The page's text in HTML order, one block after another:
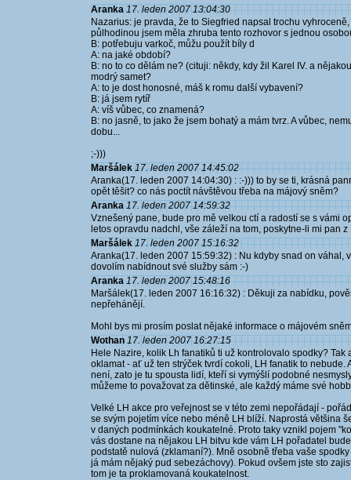
Aranka 17. leden 2007 13:04:30
Nazarius: je pravda, že to Siegfried napsal trochu
půlhodinou jsem měla zhruba tento rozhovor s jednou
B: potřebuju varkoč, můžu použít bíly d
A: na jaké období?
B: no to co dělám ne? (cituji: někdy, kdy žil Karel IV. a
modrý samet?
A: to je dost honosné, máš k romu další vybavení?
B: já jsem rytíř
A: víš vůbec, co znamená?
B: no jasně, to jako že jsem bohatý a mám tvrz. A vůbec,
dobu...
;-)))
Maršálek 17. leden 2007 14:45:02
Aranka(17. leden 2007 14:04:30) : :-))) to by se ti, krásná
opět těšit? co nás poctít návštěvou třeba na májový sněm?
Aranka 17. leden 2007 14:59:32
Vznešený pane, bude pro mě velkou ctí a radostí se s vámi
letos opravdu nadchl, vše záleží na tom, poskytne-li mi pan
Maršálek 17. leden 2007 15:16:32
Aranka(17. leden 2007 15:59:32) : Nu kdyby snad on váhal,
dovolím nabídnout své služby sám :-)
Aranka 17. leden 2007 15:48:16
Maršálek(17. leden 2007 16:16:32) : Děkuji za nabídku,
nepřehánějí.
Mohl bys mi prosím poslat nějaké informace o májovém
Wothan 17. leden 2007 16:27:15
Hele Nazire, kolik Lh fanatiků ti už kontrolovalo spodky?
oklamat - ať už ten strýček tvrdí cokoli, LH fanatik to nebude.
není, zato je tu spousta lidí, kteří si vymýšlí podobné
můžeme to považovat za dětinské, ale každý máme své
Velké LH akce pro veřejnost se v této zemi nepořádají -
se svým pojetím více nebo méně LH blíží. Naprostá většina
v daných podmínkách koukatelné. Proto taky vznikl pojem
vás dostane na nějakou LH bitvu kde vám LH pořadatel
podstatě nulová (zklamaní?). Mně osobně třeba vaše
já mám nějaký pud sebezáchovy). Pokud ovšem jste sto
tom je ta proklamovaná koukatelnost.